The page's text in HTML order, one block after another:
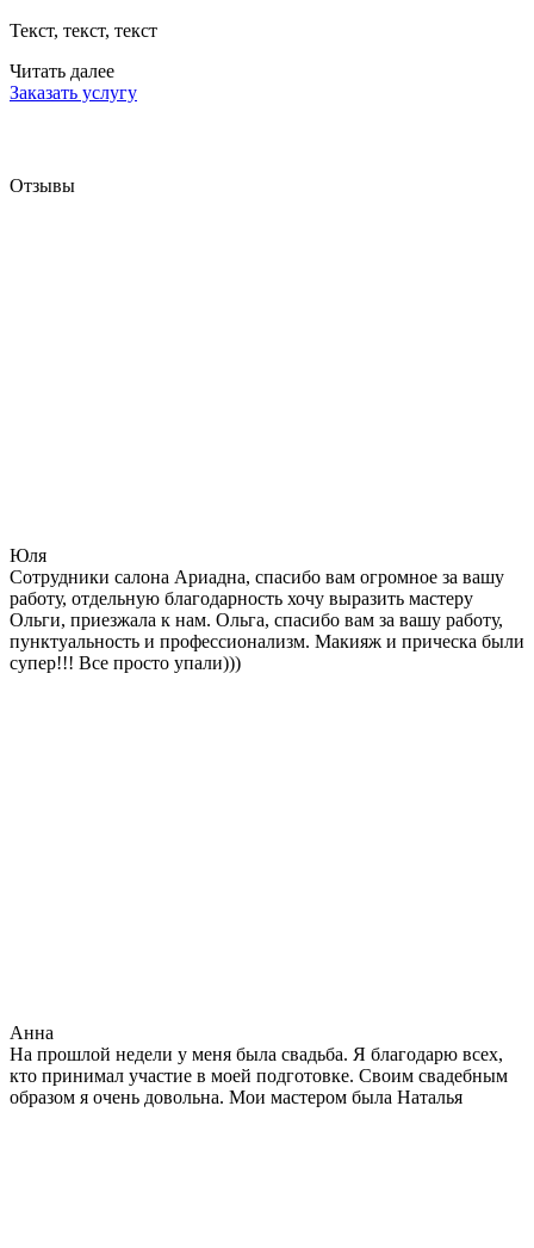
Текст, текст, текст
Читать далее
Заказать услугу
Отзывы
Юля
Сотрудники салона Ариадна, спасибо вам огромное за вашу
работу, отдельную благодарность хочу выразить мастеру
Ольги, приезжала к нам. Ольга, спасибо вам за вашу работу,
пунктуальность и профессионализм. Макияж и прическа были
супер!!! Все просто упали)))
Анна
На прошлой недели у меня была свадьба. Я благодарю всех,
кто принимал участие в моей подготовке. Своим свадебным
образом я очень довольна. Мои мастером была Наталья